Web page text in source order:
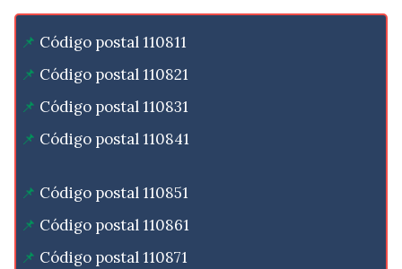
Código postal 110811
Código postal 110821
Código postal 110831
Código postal 110841
Código postal 110851
Código postal 110861
Código postal 110871